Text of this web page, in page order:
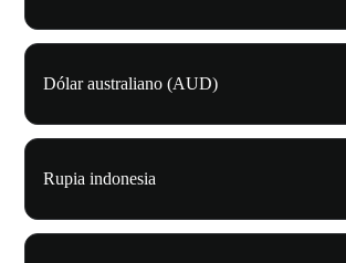
Dólar australiano (AUD)
Rupia indonesia